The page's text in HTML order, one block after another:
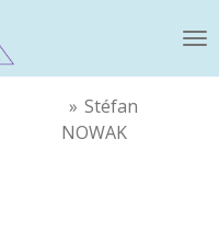
» Stéfan
NOWAK